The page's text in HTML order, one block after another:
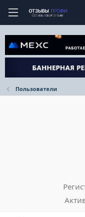
Пользователи